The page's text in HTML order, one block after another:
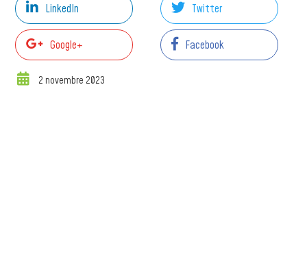
LinkedIn Twitter
Google+ Facebook
2 novembre 2023